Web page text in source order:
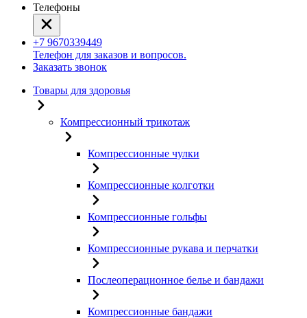
Телефоны
+7 9670339449
Телефон для заказов и вопросов.
Заказать звонок
Товары для здоровья
Компрессионный трикотаж
Компрессионные чулки
Компрессионные колготки
Компрессионные гольфы
Компрессионные рукава и перчатки
Послеоперационное белье и бандажи
Компрессионные бандажи